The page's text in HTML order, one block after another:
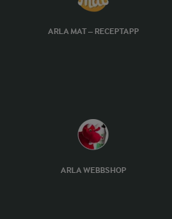
ARLA MAT – RECEPTAPP
ARLA WEBBSHOP